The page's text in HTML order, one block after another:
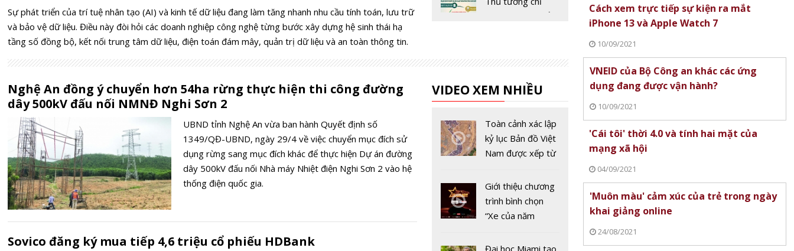
Sự phát triển của trí tuệ nhân tạo (AI) và kinh tế dữ liệu đang làm tăng nhanh nhu cầu tính toán, lưu trữ
và bảo vệ dữ liệu. Điều này đòi hỏi các doanh nghiệp công nghệ từng bước xây dựng hệ sinh thái hạ
tầng số đồng bộ, kết nối trung tâm dữ liệu, điện toán đám mây, quản trị dữ liệu và an toàn thông tin.
đạo tháo gỡ 'điểm
Chuyển đổi số là
nghệ thông tin
thông tin +
Nghệ An đồng ý chuyển hơn 54ha rừng thực hiện thi công đường
dây 500kV đấu nối NMNĐ Nghi Sơn 2
UBND tỉnh Nghệ An vừa ban hành Quyết định số
1349/QĐ-UBND, ngày 29/4 về việc chuyển mục đích sử
dụng rừng sang mục đích khác để thực hiện Dự án đường
dây 500kV đấu nối Nhà máy Nhiệt điện Nghi Sơn 2 vào hệ
thống điện quốc gia.
Sovico đăng ký mua tiếp 4,6 triệu cổ phiếu HDBank
VIDEO XEM NHIỀU
Toàn cảnh xác lập
kỷ lục Bản đồ Việt
Nam được xếp từ
năm 2022
Giới thiệu chương
trình bình chọn
“Xe của năm
Đại học Miami tạo
Cách xem trực tiếp sự kiện ra mắt
iPhone 13 và Apple Watch 7
10/09/2021
VNEID của Bộ Công an khác các ứng
dụng đang được vận hành?
10/09/2021
'Cái tôi' thời 4.0 và tính hai mặt của
mạng xã hội
04/09/2021
'Muôn màu' cảm xúc của trẻ trong ngày
khai giảng online
24/08/2021